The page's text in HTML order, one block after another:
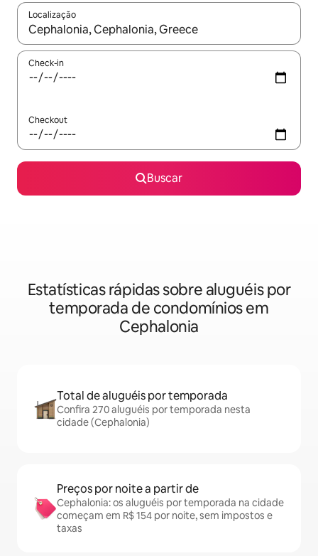
Localização
Quando os resultados estiverem disponíveis, explore-os
Check-in
Checkout
Buscar
Estatísticas rápidas sobre aluguéis por
temporada de condomínios em
Cephalonia
Total de aluguéis por temporada
Confira 270 aluguéis por temporada nesta
cidade (Cephalonia)
Preços por noite a partir de
Cephalonia: os aluguéis por temporada na cidade
começam em R$ 154 por noite, sem impostos e
taxas